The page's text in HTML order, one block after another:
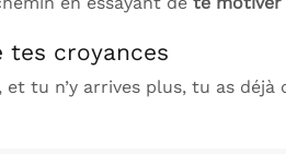
tes croyances
et tu n’y arrives plus, tu as